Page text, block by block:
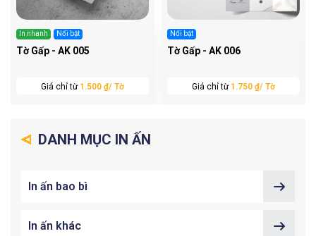
In nhanh Nổi bật
Tờ Gấp - AK 005
Giá chỉ từ 1.500 ₫/ Tờ
Nổi bật
Tờ Gấp - AK 006
Giá chỉ từ 1.750 ₫/ Tờ
DANH MỤC IN ẤN
In ấn bao bì
In ấn khác